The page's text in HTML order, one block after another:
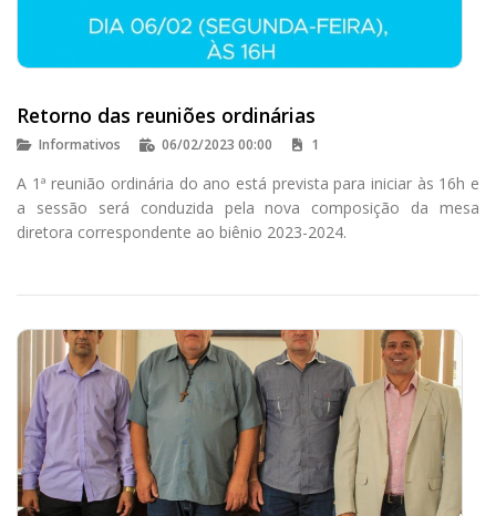
Retorno das reuniões ordinárias
Informativos 06/02/2023 00:00 1
A 1ª reunião ordinária do ano está prevista para iniciar às 16h e
a sessão será conduzida pela nova composição da mesa
diretora correspondente ao biênio 2023-2024.